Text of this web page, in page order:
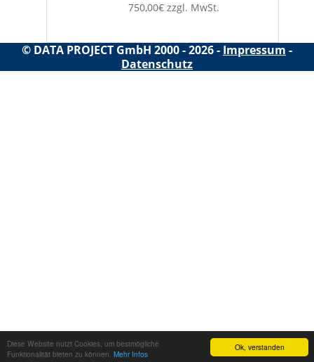
Ok, verstanden
Diese Website nutzt Cookies, um bestmögliche
Funktionalität bieten zu können. Mehr Infos
750,00€ zzgl. MwSt.
© DATA PROJECT GmbH 2000 - 2026 - Impressum -
Datenschutz